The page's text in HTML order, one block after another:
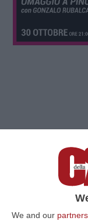
We and our partners